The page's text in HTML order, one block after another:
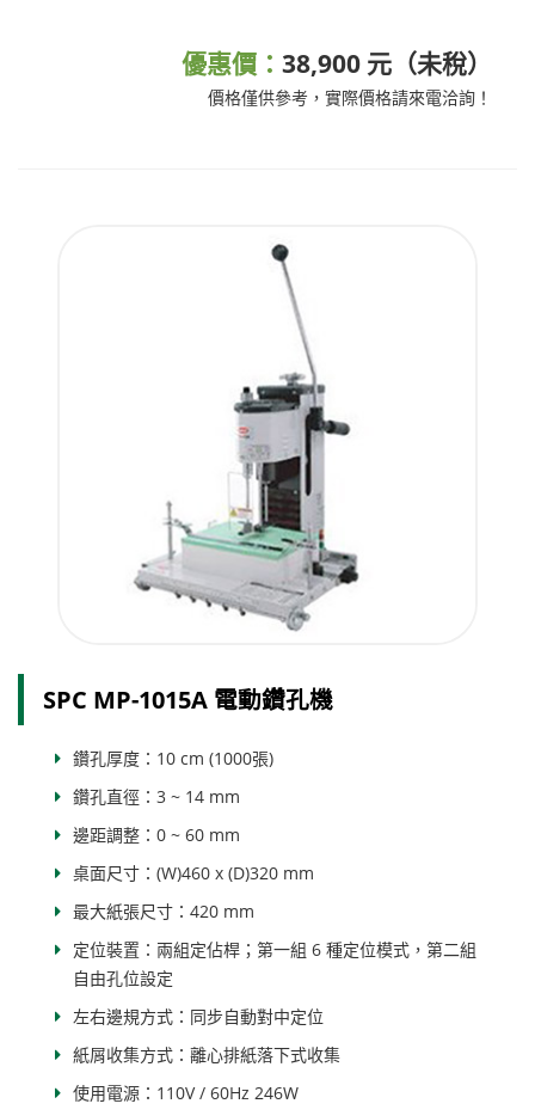
優惠價：38,900 元（未稅）
價格僅供參考，實際價格請來電洽詢！
SPC MP-1015A 電動鑽孔機
鑽孔厚度：10 cm (1000張)
鑽孔直徑：3 ~ 14 mm
邊距調整：0 ~ 60 mm
桌面尺寸：(W)460 x (D)320 mm
最大紙張尺寸：420 mm
定位裝置：兩組定佔桿；第一組 6 種定位模式，第二組
自由孔位設定
左右邊規方式：同步自動對中定位
紙屑收集方式：離心排紙落下式收集
使用電源：110V / 60Hz 246W